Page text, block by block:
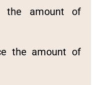
the amount of
the amount of